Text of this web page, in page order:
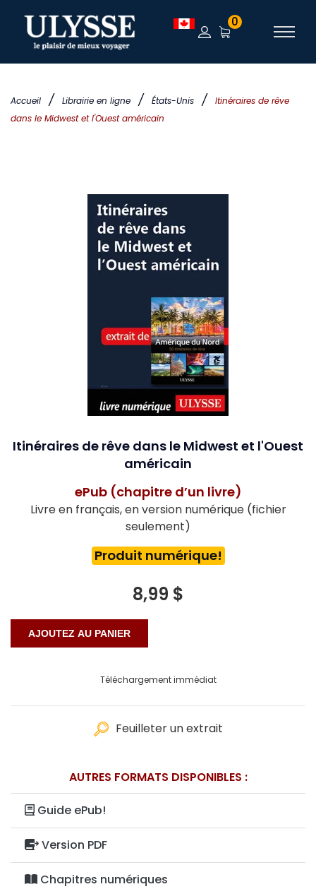
Accueil / Librairie en ligne / États-Unis /
Itinéraires de rêve
dans le Midwest et l'Ouest américain
0
Itinéraires de rêve dans le Midwest et l'Ouest
américain
ePub (chapitre d’un livre)
Livre en français, en version numérique (fichier
seulement)
Produit numérique!
8,99 $
Téléchargement immédiat
Feuilleter un extrait
AUTRES FORMATS DISPONIBLES :
Guide ePub!
Version PDF
Chapitres numériques